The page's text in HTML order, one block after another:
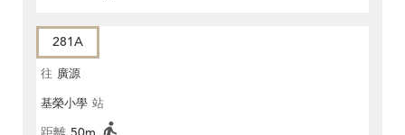
281A
往 廣源
基榮小學 站